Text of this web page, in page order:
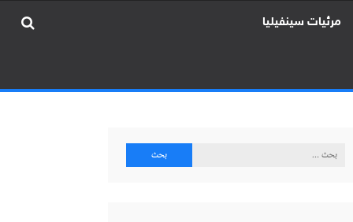
مرئيات سينفيليا
البحث